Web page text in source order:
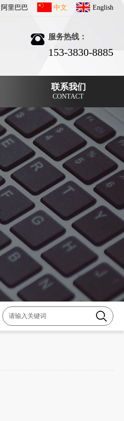
阿里巴巴 中文 English
服务热线：
153-3830-8885
联系我们
CONTACT